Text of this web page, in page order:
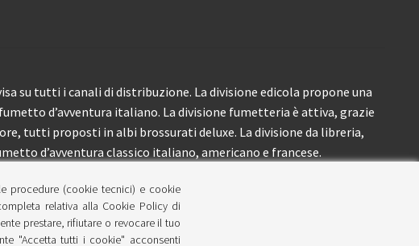
su tutti i canali di distribuzione. La divisione edicola propone una
d’avventura italiano. La divisione fumetteria è attiva, grazie
tutti proposti in albi brossurati deluxe. La divisione da libreria,
d’avventura classico italiano, americano e francese.
procedure (cookie tecnici) e cookie
relativa alla Cookie Policy di
prestare, rifiutare o revocare il tuo
"Accetta tutti i cookie" acconsenti